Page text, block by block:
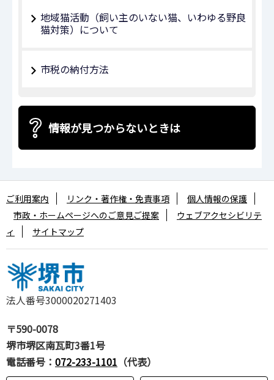
地域猫活動（飼い主のいない猫、いわゆる野良
猫対策）について
市税の納付方法
情報が見つからないときは
法人番号3000020271403
〒590-0078
堺市堺区南瓦町3番1号
電話番号： 072-233-1101 （代表）
ご利用案内 リンク・著作権・免責事項
個人情報の保護
市政・ホームページへのご意見ご提案
ウェブアクセシビリテ
ィ
サイトマップ